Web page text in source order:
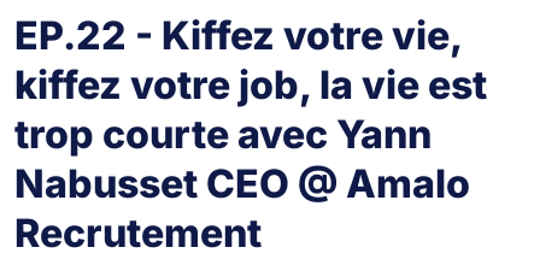
EP.22 - Kiffez votre vie,
kiffez votre job, la vie est
trop courte avec Yann
Nabusset CEO @ Amalo
Recrutement